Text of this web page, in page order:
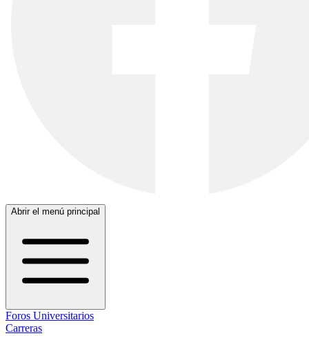
Abrir el menú principal
Foros Universitarios
Carreras